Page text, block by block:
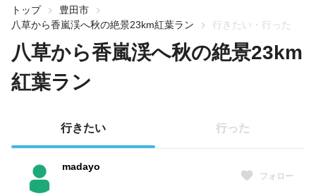
トップ
豊田市
八草から香嵐渓へ秋の絶景23km紅葉ラン
行きたい・行った
八草から香嵐渓へ秋の絶景23km
紅葉ラン
行きたい 行った
madayo
フォロー